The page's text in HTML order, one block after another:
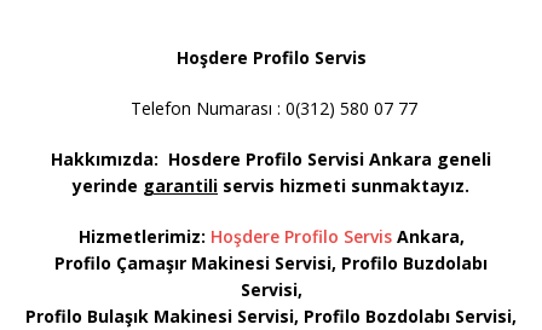
Hoşdere Profilo Servis
Telefon Numarası : 0(312) 580 07 77
Hakkımızda: Hosdere Profilo Servisi Ankara geneli
yerinde garantili servis hizmeti sunmaktayız.
Hizmetlerimiz: Hoşdere Profilo ServisAnkara,
Profilo Çamaşır Makinesi Servisi, Profilo Buzdolabı
Servisi,
Profilo Bulaşık Makinesi Servisi, Profilo Bozdolabı Servisi,